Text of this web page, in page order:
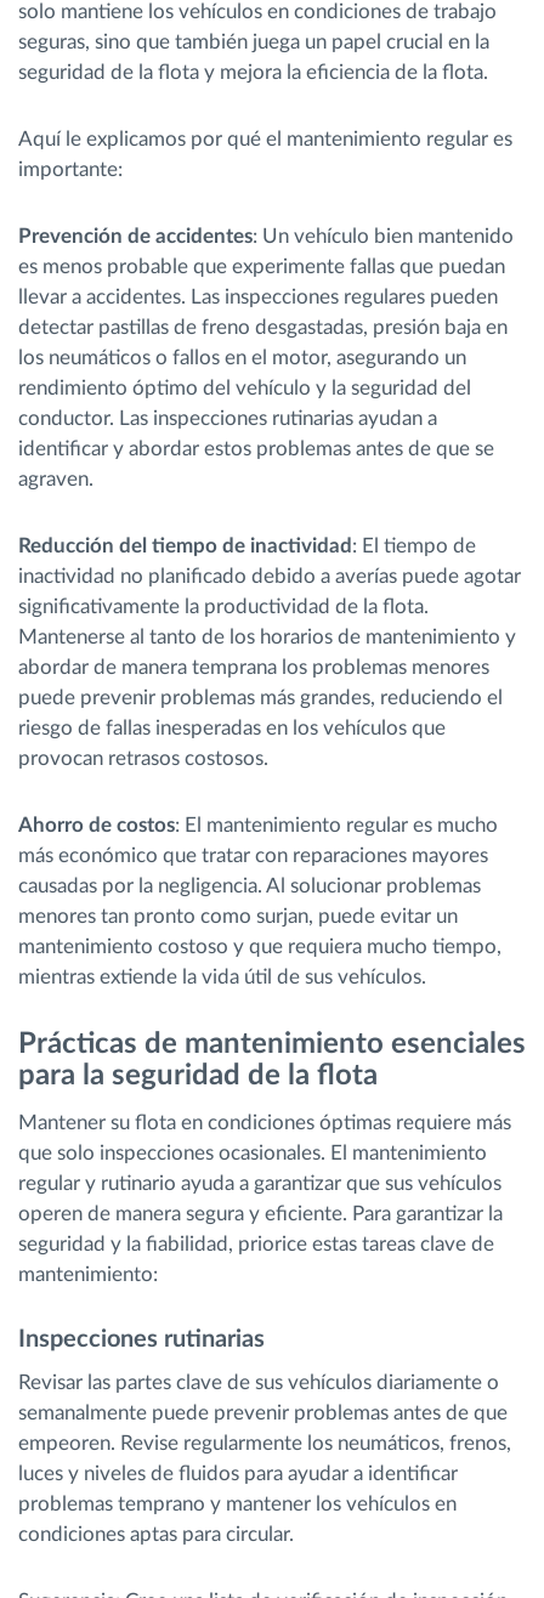
solo mantiene los vehículos en condiciones de trabajo
seguras, sino que también juega un papel crucial en la
seguridad de la flota y mejora la eficiencia de la flota.
Aquí le explicamos por qué el mantenimiento regular es
importante:
Prevención de accidentes: Un vehículo bien mantenido
es menos probable que experimente fallas que puedan
llevar a accidentes. Las inspecciones regulares pueden
detectar pastillas de freno desgastadas, presión baja en
los neumáticos o fallos en el motor, asegurando un
rendimiento óptimo del vehículo y la seguridad del
conductor. Las inspecciones rutinarias ayudan a
identificar y abordar estos problemas antes de que se
agraven.
Reducción del tiempo de inactividad : El tiempo de
inactividad no planificado debido a averías puede agotar
significativamente la productividad de la flota.
Mantenerse al tanto de los horarios de mantenimiento y
abordar de manera temprana los problemas menores
puede prevenir problemas más grandes, reduciendo el
riesgo de fallas inesperadas en los vehículos que
provocan retrasos costosos.
Ahorro de costos: El mantenimiento regular es mucho
más económico que tratar con reparaciones mayores
causadas por la negligencia. Al solucionar problemas
menores tan pronto como surjan, puede evitar un
mantenimiento costoso y que requiera mucho tiempo,
mientras extiende la vida útil de sus vehículos.
Prácticas de mantenimiento esenciales
para la seguridad de la flota
Mantener su flota en condiciones óptimas requiere más
que solo inspecciones ocasionales. El mantenimiento
regular y rutinario ayuda a garantizar que sus vehículos
operen de manera segura y eficiente. Para garantizar la
seguridad y la fiabilidad, priorice estas tareas clave de
mantenimiento:
Inspecciones rutinarias
Revisar las partes clave de sus vehículos diariamente o
semanalmente puede prevenir problemas antes de que
empeoren. Revise regularmente los neumáticos, frenos,
luces y niveles de fluidos para ayudar a identificar
problemas temprano y mantener los vehículos en
condiciones aptas para circular.